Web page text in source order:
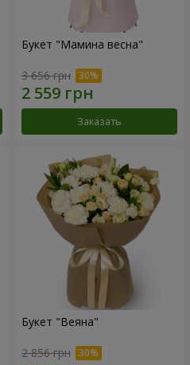
Букет "Мамина весна"
3 656 грн
Заказать
Букет "Веяна"
2 856 грн